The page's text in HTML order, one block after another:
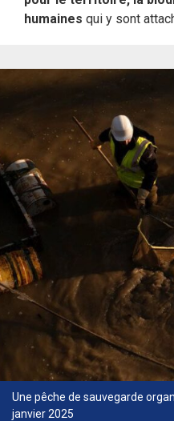
humaines qui y sont
Une pêche de sauvegarde
janvier 2025